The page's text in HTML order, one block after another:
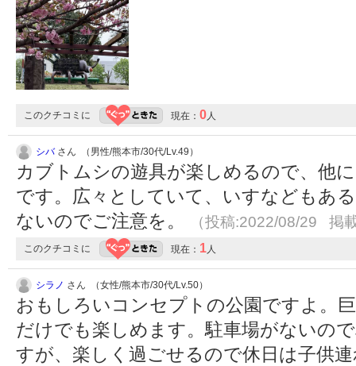
このクチコミに 現在： 0人
シバさん （男性/熊本市/30代/Lv.49）
カブトムシの遊具が楽しめるので、他
です。広々としていて、いすなどもあ
ないのでご注意を。
（投稿:2022/08/29 掲
このクチコミに 現在： 1人
シラノ さん （女性/熊本市/30代/Lv.50）
おもしろいコンセプトの公園ですよ。
だけでも楽しめます。駐車場がないの
すが、楽しく過ごせるので休日は子供